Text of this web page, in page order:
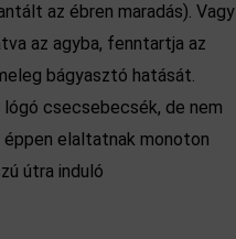
az ébren maradás). Vagy
az agyba, fenntartja az
bágyasztó hatását.
csecsebecsék, de nem
éppen elaltatnak monoton
útra induló